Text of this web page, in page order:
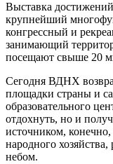
Выставка
крупнейший
конгрессный и
занимающий
посещают свыше 20
Сегодня ВДНХ
площадки страны и
образовательного
отдохнуть, но и
источником,
народного
небом.